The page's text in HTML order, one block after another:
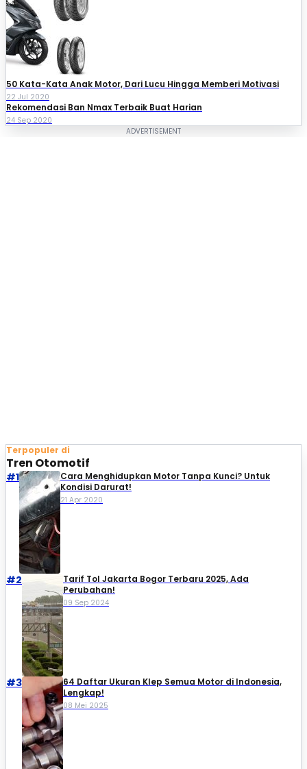
50 Kata-Kata Anak Motor, Dari Lucu Hingga Memberi Motivasi
22 Jul 2020
Rekomendasi Ban Nmax Terbaik Buat Harian
24 Sep 2020
Terpopuler di
Tren Otomotif
#1
Cara Menghidupkan Motor Tanpa Kunci? Untuk
Kondisi Darurat!
21 Apr 2020
#2
Tarif Tol Jakarta Bogor Terbaru 2025, Ada
Perubahan!
09 Sep 2024
#3
64 Daftar Ukuran Klep Semua Motor di Indonesia,
Lengkap!
08 Mei 2025